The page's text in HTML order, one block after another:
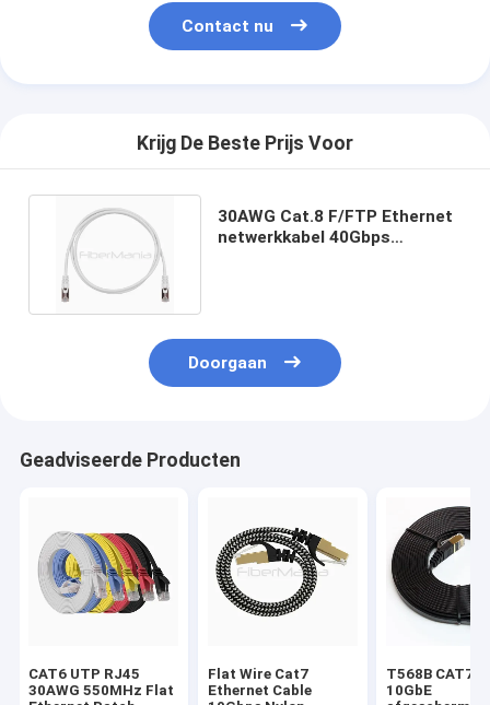
Contact nu
Krijg De Beste Prijs Voor
30AWG Cat.8 F/FTP Ethernet
netwerkkabel 40Gbps
Doorgaan
Geadviseerde Producten
CAT6 UTP RJ45
30AWG 550MHz Flat
Flat Wire Cat7
Ethernet Cable
T568B CAT7
10GbE